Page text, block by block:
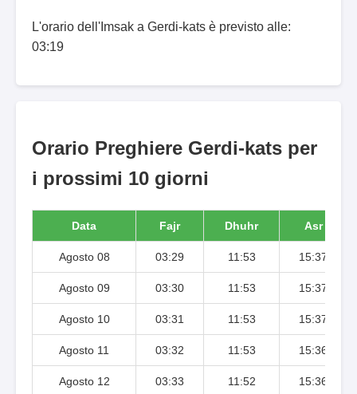
L'orario dell'Imsak a Gerdi-kats è previsto alle:
03:19
Orario Preghiere Gerdi-kats per
i prossimi 10 giorni
Data Fajr Dhuhr Asr
Agosto 08 03:29 11:53 15:37
Agosto 09 03:30 11:53 15:37
Agosto 10 03:31 11:53 15:37
Agosto 11 03:32 11:53 15:36
Agosto 12 03:33 11:52 15:36